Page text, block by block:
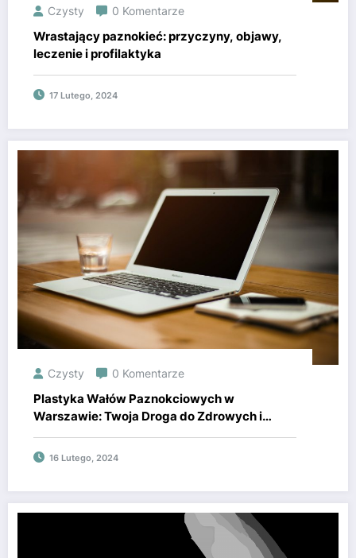
Czysty 0 Komentarze
Wrastający paznokieć: przyczyny, objawy,
leczenie i profilaktyka
17 Lutego, 2024
Czysty 0 Komentarze
Plastyka Wałów Paznokciowych w
Warszawie: Twoja Droga do Zdrowych i
16 Lutego, 2024